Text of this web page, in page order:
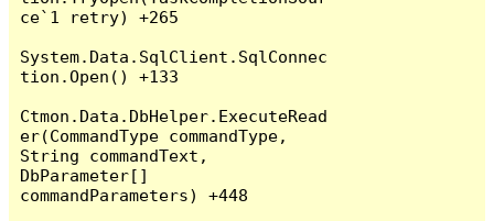
ce`1 retry) +265
System.Data.SqlClient.SqlConnec
tion.Open() +133
Ctmon.Data.DbHelper.ExecuteRead
er(CommandType commandType,
String commandText,
DbParameter[]
commandParameters) +448